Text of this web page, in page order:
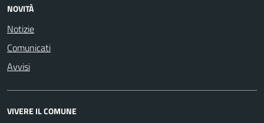
NOVITÀ
Notizie
Comunicati
Avvisi
VIVERE IL COMUNE